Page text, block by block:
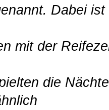
Dabei
mit der
die